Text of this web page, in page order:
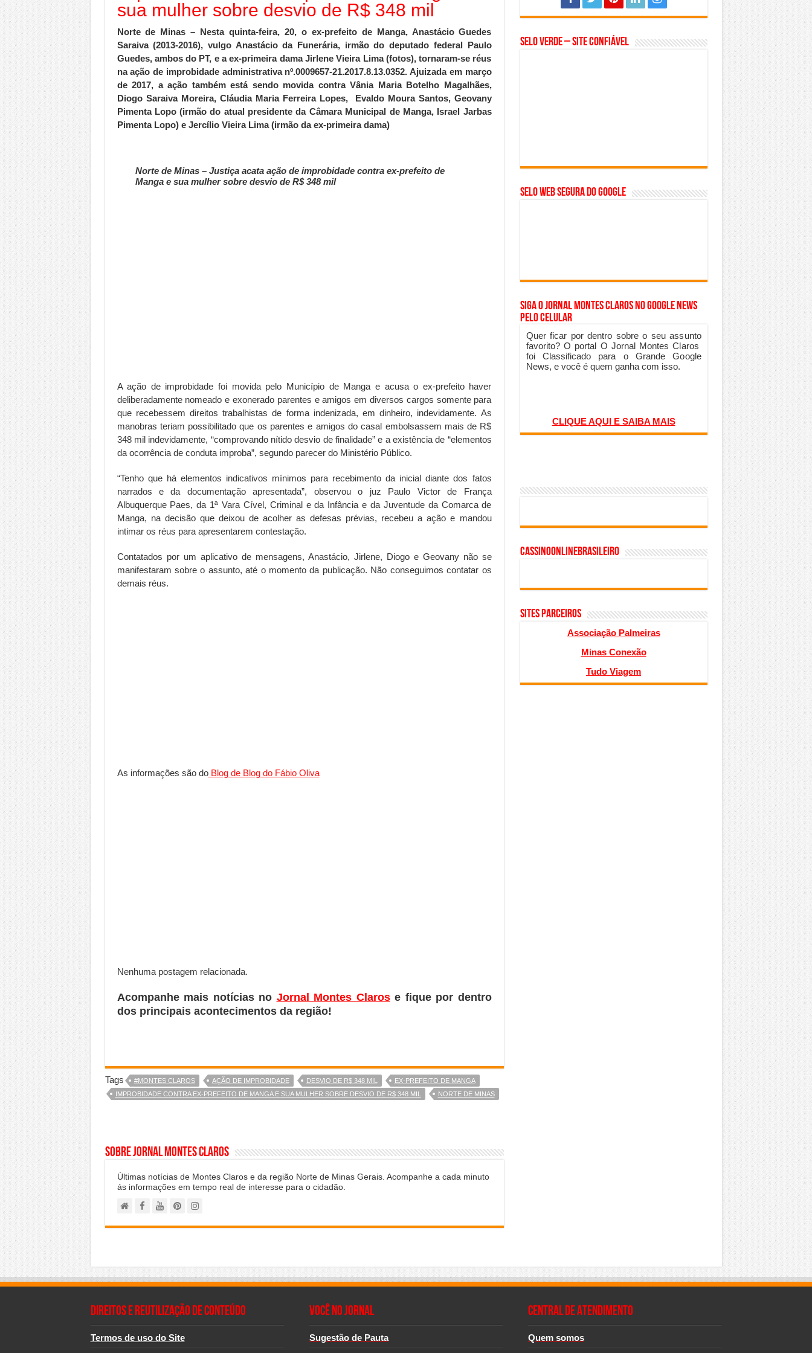
sua mulher sobre desvio de R$ 348 mil
Norte de Minas – Nesta quinta-feira, 20, o ex-prefeito de Manga, Anastácio Guedes
Saraiva (2013-2016), vulgo Anastácio da Funerária, irmão do deputado federal Paulo
Guedes, ambos do PT, e a ex-primeira dama Jirlene Vieira Lima (fotos), tornaram-se réus
na ação de improbidade administrativa nº.0009657-21.2017.8.13.0352. Ajuizada em março
de 2017, a ação também está sendo movida contra Vânia Maria Botelho Magalhães,
Diogo Saraiva Moreira, Cláudia Maria Ferreira Lopes, Evaldo Moura Santos, Geovany
Pimenta Lopo (irmão do atual presidente da Câmara Municipal de Manga, Israel Jarbas
Pimenta Lopo) e Jercílio Vieira Lima (irmão da ex-primeira dama)
Norte de Minas – Justiça acata ação de improbidade contra ex-prefeito de
Manga e sua mulher sobre desvio de R$ 348 mil
A ação de improbidade foi movida pelo Município de Manga e acusa o ex-prefeito haver
deliberadamente nomeado e exonerado parentes e amigos em diversos cargos somente para
que recebessem direitos trabalhistas de forma indenizada, em dinheiro, indevidamente. As
manobras teriam possibilitado que os parentes e amigos do casal embolsassem mais de R$
348 mil indevidamente, “comprovando nítido desvio de finalidade” e a existência de “elementos
da ocorrência de conduta improba”, segundo parecer do Ministério Público.
“Tenho que há elementos indicativos mínimos para recebimento da inicial diante dos fatos
narrados e da documentação apresentada”, observou o juz Paulo Victor de França
Albuquerque Paes, da 1ª Vara Cível, Criminal e da Infância e da Juventude da Comarca de
Manga, na decisão que deixou de acolher as defesas prévias, recebeu a ação e mandou
intimar os réus para apresentarem contestação.
Contatados por um aplicativo de mensagens, Anastácio, Jirlene, Diogo e Geovany não se
manifestaram sobre o assunto, até o momento da publicação. Não conseguimos contatar os
demais réus.
As informações são doBlog de Blog do Fábio Oliva
Nenhuma postagem relacionada.
Acompanhe mais notícias no Jornal Montes Clarose fique por dentro
dos principais acontecimentos da região!
Tags #MONTES CLAROS AÇÃO DE IMPROBIDADE DESVIO DE R$ 348 MIL
EX-PREFEITO DE MANGA
IMPROBIDADE CONTRA EX-PREFEITO DE MANGA E SUA MULHER SOBRE DESVIO DE R$ 348 MIL
NORTE DE MINAS
Sobre Jornal Montes Claros
Últimas notícias de Montes Claros e da região Norte de Minas Gerais. Acompanhe a cada minuto
ás informações em tempo real de interesse para o cidadão.
Selo Verde – Site Confiável
SELO WEB SEGURA do GOOGLE
Siga o Jornal Montes Claros no Google News
pelo Celular
Quer ficar por dentro sobre o seu assunto
favorito? O portal O Jornal Montes Claros
foi Classificado para o Grande Google
News, e você é quem ganha com isso.
CLIQUE AQUI E SAIBA MAIS
cassinoonlinebrasileiro
SITES PARCEIROS
Associação Palmeiras
Minas Conexão
Tudo Viagem
Direitos e Reutilização de Conteúdo
Termos de uso do Site
Você no Jornal
Sugestão de Pauta
CENTRAL DE ATENDIMENTO
Quem somos